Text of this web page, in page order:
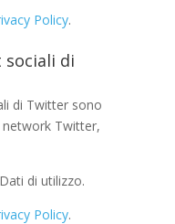
Policy.
sociali di
di Twitter sono
network Twitter,
di utilizzo.
Policy.